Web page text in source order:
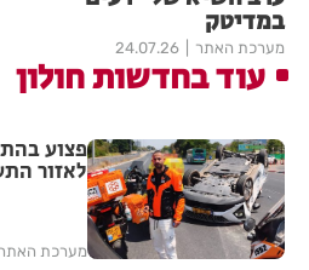
במדיטק
מערכת האתר 24.07.26
עוד בחדשות חולון
פצוע
לאזור
מערכת האתר